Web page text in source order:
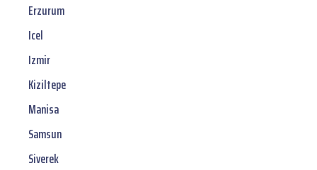
Erzurum
Icel
Izmir
Kiziltepe
Manisa
Samsun
Siverek